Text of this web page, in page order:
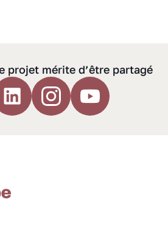
projet mérite d’être partagé